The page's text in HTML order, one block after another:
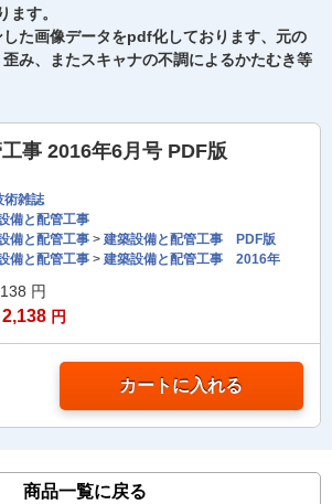
ます。
した画像データをpdf化しております、元の
み、またスキャナの不調によるかたむき等
事 2016年6月号 PDF版
術雑誌
備と配管工事
備と配管工事 > 建築設備と配管工事 PDF版
備と配管工事 > 建築設備と配管工事 2016年
円
2,138 円
カートに入れる
商品一覧に戻る